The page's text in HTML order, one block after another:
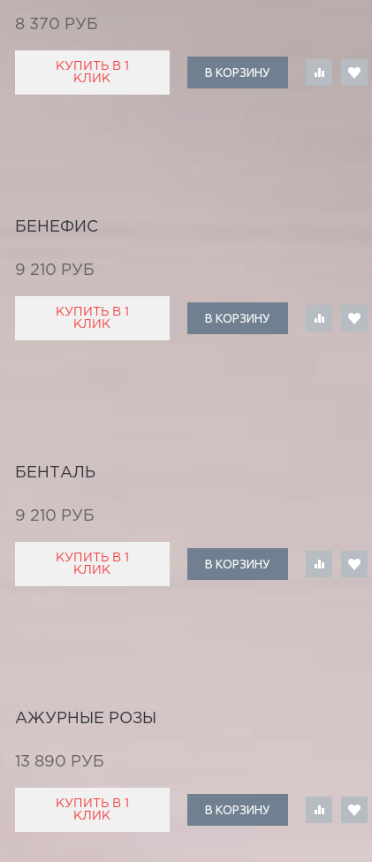
8 370 РУБ
КУПИТЬ В 1
КЛИК
В КОРЗИНУ
БЕНЕФИС
9 210 РУБ
КУПИТЬ В 1
КЛИК
В КОРЗИНУ
БЕНТАЛЬ
9 210 РУБ
КУПИТЬ В 1
КЛИК
В КОРЗИНУ
АЖУРНЫЕ РОЗЫ
13 890 РУБ
КУПИТЬ В 1
КЛИК
В КОРЗИНУ